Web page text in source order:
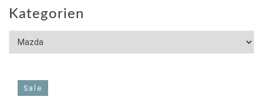
Kategorien
Sale